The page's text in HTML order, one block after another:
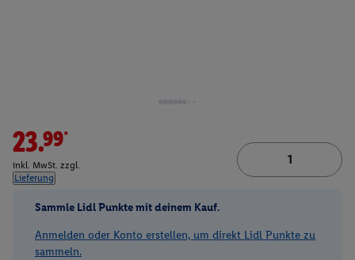
23.99*
inkl. MwSt. zzgl.
Lieferung
Sammle Lidl Punkte mit deinem Kauf.
Anmelden oder Konto erstellen, um direkt Lidl Punkte zu
sammeln.